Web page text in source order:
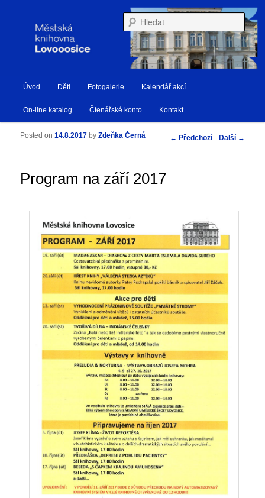
Knihovna Lovosice
Hlavní navigační menu
Přejít k hlavnímu obsahu webu
Přejít k obsahu postranního panelu
Úvod Děti Fotogalerie Kalendář akcí
On-line katalog Čtenářské konto Kontakt
Navigace pro příspěvky ← Předchozí Další →
Program na září 2017
Posted on14.8.2017 byZdeňka Černá